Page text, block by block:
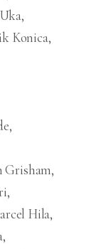
Konica
Grisham
Hila